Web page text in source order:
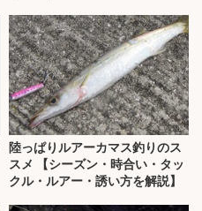
陸っぱりルアーカマス釣りのス
スメ 【シーズン・時合い・タッ
クル・ルアー・誘い方を解説】